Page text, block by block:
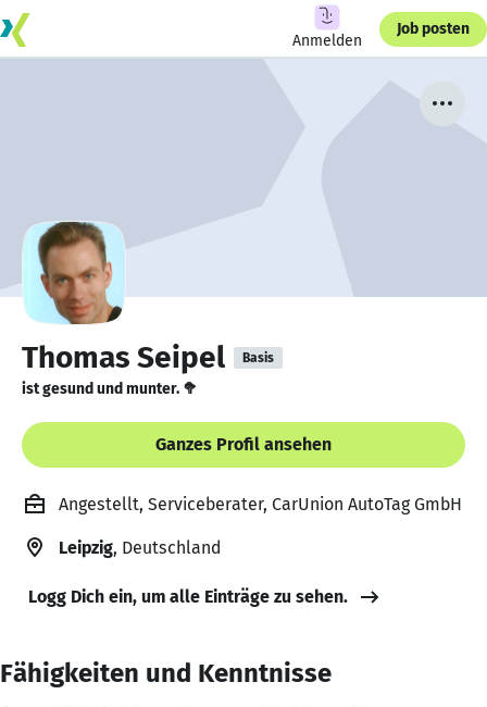
Anmelden
Job posten
Thomas Seipel Basis
ist gesund und munter. 🥦
Ganzes Profil ansehen
Angestellt, Serviceberater, CarUnion AutoTag GmbH
Leipzig, Deutschland
Logg Dich ein, um alle Einträge zu sehen.
Fähigkeiten und Kenntnisse